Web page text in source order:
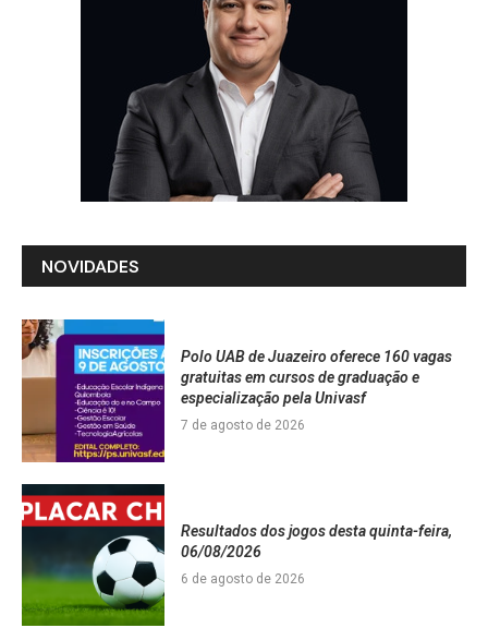
NOVIDADES
Polo UAB de Juazeiro oferece 160 vagas
gratuitas em cursos de graduação e
especialização pela Univasf
7 de agosto de 2026
Resultados dos jogos desta quinta-feira,
06/08/2026
6 de agosto de 2026